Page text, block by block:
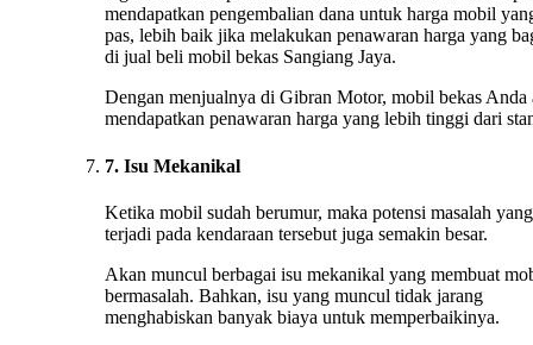
mendapatkan pengembalian dana untuk harga mobil
pas, lebih baik jika melakukan penawaran harga yang
di jual beli mobil bekas Sangiang Jaya.
Dengan menjualnya di Gibran Motor, mobil bekas Anda
mendapatkan penawaran harga yang lebih tinggi dari
7. Isu Mekanikal
Ketika mobil sudah berumur, maka potensi masalah yang
terjadi pada kendaraan tersebut juga semakin besar.
Akan muncul berbagai isu mekanikal yang membuat
bermasalah. Bahkan, isu yang muncul tidak jarang
menghabiskan banyak biaya untuk memperbaikinya.